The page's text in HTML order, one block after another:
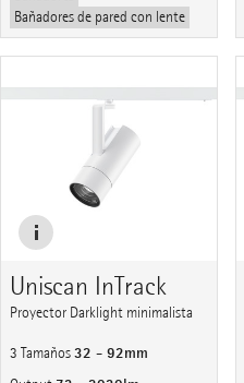
Bañadores de pared con lente
Uniscan InTrack
Proyector Darklight minimalista
3 Tamaños32 - 92mm